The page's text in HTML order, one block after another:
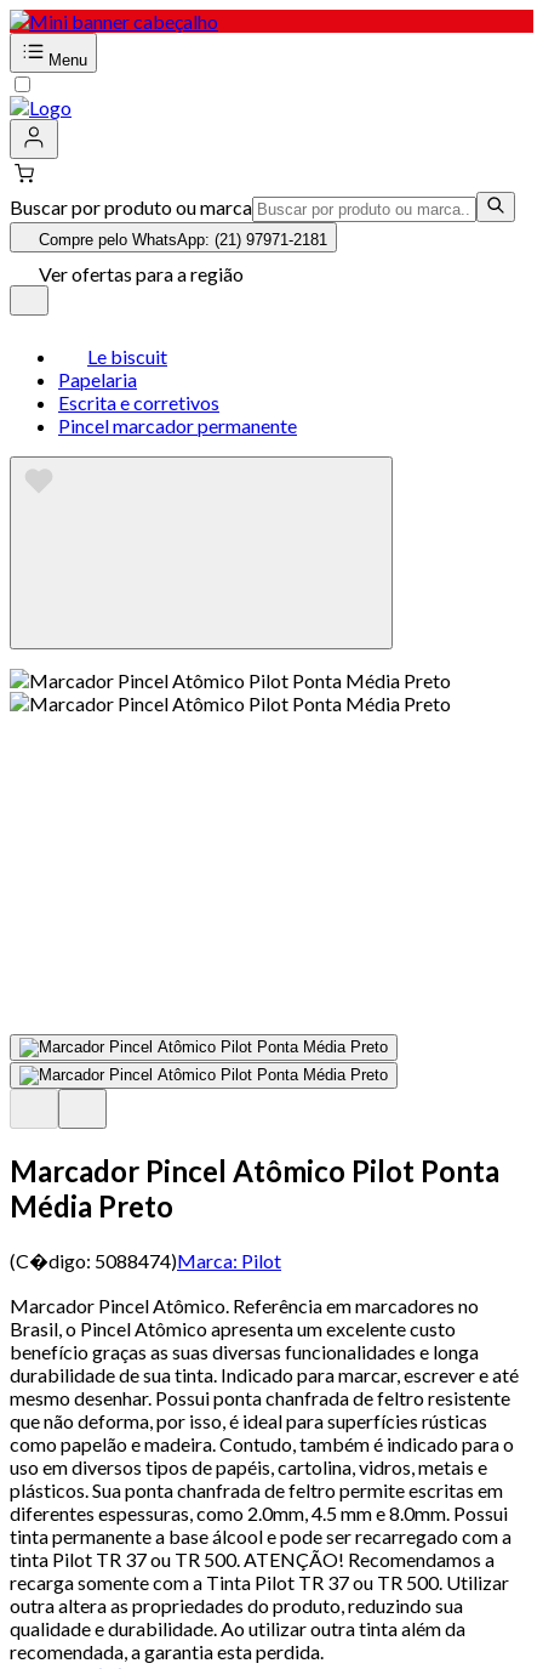
Menu
Buscar por produto ou marca
Compre pelo WhatsApp: (21) 97971-2181
Ver ofertas para a região
Le biscuit
Papelaria
Escrita e corretivos
Pincel marcador permanente
Marcador Pincel Atômico Pilot Ponta
Média Preto
(C�digo: 5088474)Marca: Pilot
Marcador Pincel Atômico. Referência em marcadores no
Brasil, o Pincel Atômico apresenta um excelente custo
benefício graças as suas diversas funcionalidades e longa
durabilidade de sua tinta. Indicado para marcar, escrever e até
mesmo desenhar. Possui ponta chanfrada de feltro resistente
que não deforma, por isso, é ideal para superfícies rústicas
como papelão e madeira. Contudo, também é indicado para o
uso em diversos tipos de papéis, cartolina, vidros, metais e
plásticos. Sua ponta chanfrada de feltro permite escritas em
diferentes espessuras, como 2.0mm, 4.5 mm e 8.0mm. Possui
tinta permanente a base álcool e pode ser recarregado com a
tinta Pilot TR 37 ou TR 500. ATENÇÃO! Recomendamos a
recarga somente com a Tinta Pilot TR 37 ou TR 500. Utilizar
outra altera as propriedades do produto, reduzindo sua
qualidade e durabilidade. Ao utilizar outra tinta além da
recomendada, a garantia esta perdida.